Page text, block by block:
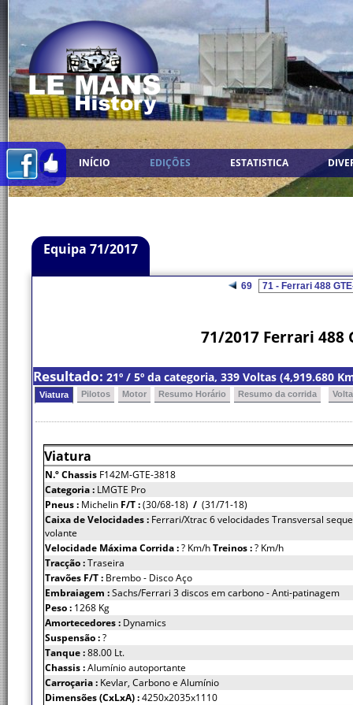
INÍCIO EDIÇÕES ESTATISTICA
Equipa 71/2017
69
71/2017 Ferrari 488
Resultado: 21º / 5º da categoria, 339 Voltas (4,919.680
Viatura Pilotos Motor Resumo Horário Resumo da corrida
Viatura
N.º Chassis F142M-GTE-3818
Categoria : LMGTE Pro
Pneus : Michelin F/T :(30/68-18) / (31/71-18)
Caixa de Velocidades : Ferrari/Xtrac 6 velocidades Transversal
volante
Velocidade Máxima Corrida :? Km/hTreinos :? Km/h
Tracção :Traseira
Travões F/T : Brembo - Disco Aço
Embraiagem :Sachs/Ferrari 3 discos em carbono - Anti-patinagem
Peso : 1268 Kg
Amortecedores : Dynamics
Suspensão :?
Tanque :88.00 Lt.
Chassis :Alumínio autoportante
Carroçaria : Kevlar, Carbono e Alumínio
Dimensões (CxLxA) :4250x2035x1110